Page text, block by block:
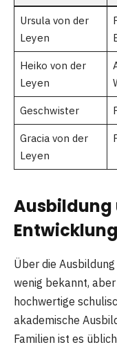
Ursula von der
Leyen
Heiko von der
Leyen
Geschwister
Gracia von der
Leyen
Ausbildung
Entwicklung
Über die
wenig bekannt,
hochwertige
akademische
Familien ist es